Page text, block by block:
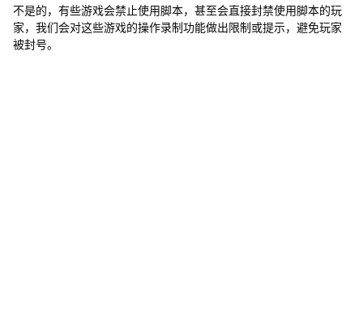
不是的，有些游戏会禁止使用脚本，甚至会直接封禁使用脚本的玩
家，我们会对这些游戏的操作录制功能做出限制或提示，避免玩家
被封号。